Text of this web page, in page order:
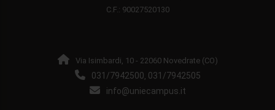
C.F.: 90027520130
Via Isimbardi, 10 - 22060 Novedrate (CO)
031/7942500, 031/7942505
info@uniecampus.it